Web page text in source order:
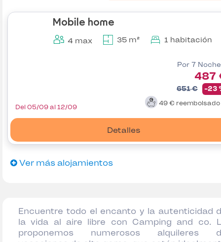
Mobile home
4 max 35 m² 1 habitación
Por 7
487
651 € -23
49 € reembolsado
Detalles
Del 05/09 al 12/09
Ver más alojamientos
Encuentre todo el encanto y la autenticidad
la vida al aire libre con Camping and co.
proponemos numerosos alquileres